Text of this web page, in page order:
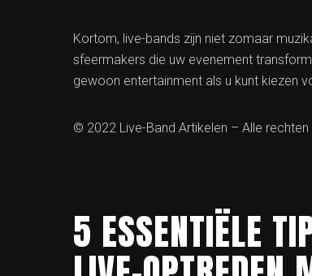
Kortom, live-bands zijn niet zomaar
sfeermakers die uw evenement
gewoon entertainment als u kunt kiezen
© 2022 Live-Band Artikelen – Alle
5 ESSENTIËLE